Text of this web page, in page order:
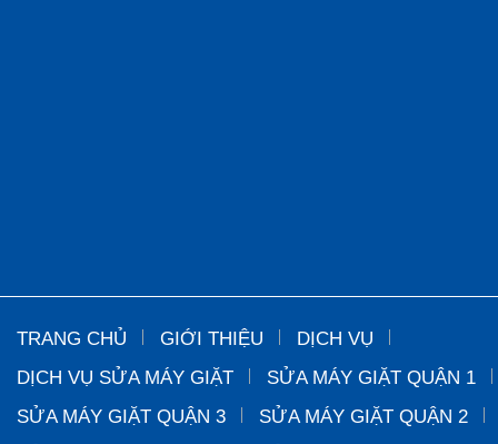
TRANG CHỦ GIỚI THIỆU
DỊCH VỤ
DỊCH VỤ SỬA MÁY GIẶT
SỬA MÁY GIẶT QUẬN 1
SỬA MÁY GIẶT QUẬN 3
SỬA MÁY GIẶT QUẬN 2